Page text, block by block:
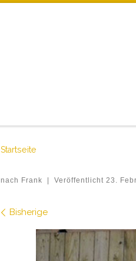
Startseite
nach Frank | Veröffentlicht 23.
Bilder Navigation
Bisherige